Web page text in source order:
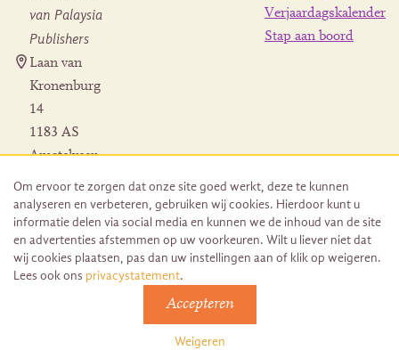
van Palaysia
Publishers
Laan van
Kronenburg
14
1183 AS
Amstelveen
Herroeping
bestelling
Verjaardagskalender
Stap aan boord
© 2026 Uitgeverij Juwelenschip. Duurzaam ontwikkeld door
Go2People
Algemene voorwaarden | Sitemap
Om ervoor te zorgen dat onze site goed werkt, deze te kunnen
analyseren en verbeteren, gebruiken wij cookies. Hierdoor kunt u
informatie delen via social media en kunnen we de inhoud van de site
en advertenties afstemmen op uw voorkeuren. Wilt u liever niet dat
wij cookies plaatsen, pas dan uw instellingen aan of klik op weigeren.
Lees ook ons privacystatement.
Accepteren
Weigeren